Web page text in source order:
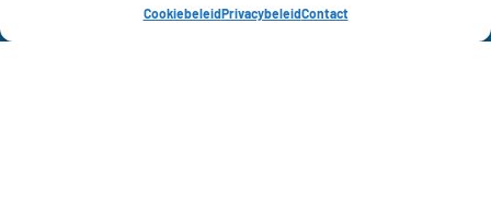
CookiebeleidPrivacybeleidContact